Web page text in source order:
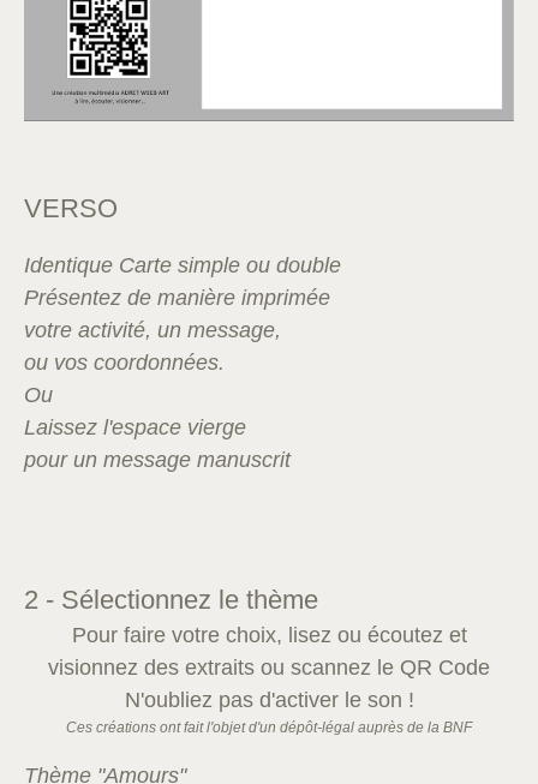
VERSO
Identique Carte simple ou double
Présentez de manière imprimée
votre activité, un message,
ou vos coordonnées.
Ou
Laissez l'espace vierge
pour un message manuscrit
2 - Sélectionnez le thème
Pour faire votre choix, lisez ou écoutez et
visionnez des extraits ou scannez le QR Code
N'oubliez pas d'activer le son !
Ces créations ont fait l'objet d'un dépôt-légal auprès de la BNF
Thème "Amours"